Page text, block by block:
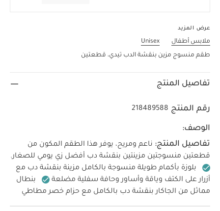
عرض المزيد
ملابس أطفال
Unisex
طقم منسوج مزين بنقشة الدب تيدي، قطعتين
تفاصيل المنتج
رقم المنتج 218489588
الوصف:
تفاصيل المنتج: ناعم ومريح، يوفر هذا الطقم المكون من
قطعتين منسوجتين مزينتين بنقشة دب أفضل زي يومي للصغار.
بلوزة بأكمام طويلة منسوجة بالكامل مزينة بنقشة دب مع
أزرار على الكتف وياقة وأساور وحافة سفلية مضلعة
بنطال
مماثل من الجاكار بنقشة دب بالكامل مع حزام خصر مطاطي
مضلع وأساور مضلعة
قطن بنسبة 100%
خصائص